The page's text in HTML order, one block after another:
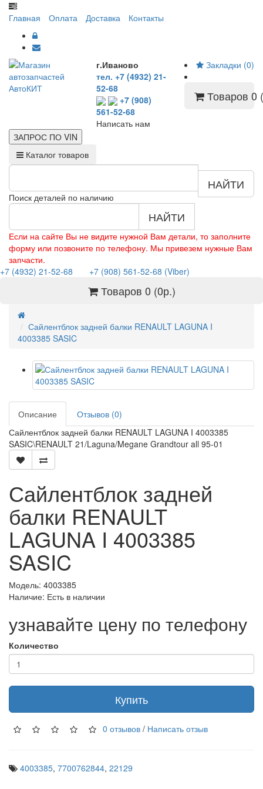
Главная Оплата Доставка Контакты
г.Иваново
тел. +7 (4932) 21-
52-68
+7 (908)
561-52-68
Написать нам
Закладки (0)
Товаров 0
ЗАПРОС ПО VIN
Каталог товаров
Поиск деталей по наличию
НАЙТИ
НАЙТИ
Если на сайте Вы не видите нужной Вам детали, то заполните
форму или позвоните по телефону. Мы привезем нужные Вам
запчасти.
+7 (4932) 21-52-68
+7 (908) 561-52-68 (Viber)
Товаров 0 (0р.)
Сайлентблок задней балки RENAULT LAGUNA I
4003385 SASIC
Описание
Отзывов (0)
Сайлентблок задней балки RENAULT LAGUNA I 4003385
SASIC\RENAULT 21/Laguna/Megane Grandtour all 95-01
Сайлентблок задней
балки RENAULT
LAGUNA I 4003385
SASIC
Модель: 4003385
Наличие: Есть в наличии
узнавайте цену по телефону
Количество
Купить
0 отзывов / Написать отзыв
4003385, 7700762844, 22129